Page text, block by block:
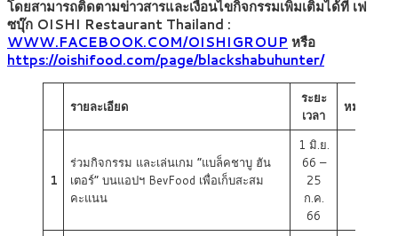
โดยสามารถติดตามข่าวสารและเงื่อนไขกิจกรรมเพิ่มเติมได้ที่ เฟ
ซบุ๊ก OISHI Restaurant Thailand :
WWW.FACEBOOK.COM/OISHIGROUP หรือ
https://oishifood.com/page/blackshabuhunter/
รายละเอียด
ระยะ
เวลา
หมายเหตุ
1
ร่วมกิจกรรม และเล่นเกม “แบล็คชาบู ฮัน
เตอร์” บนแอปฯ BevFood เพื่อเก็บสะสม
คะแนน
1 มิ.ย.
66 –
25
ก.ค.
66